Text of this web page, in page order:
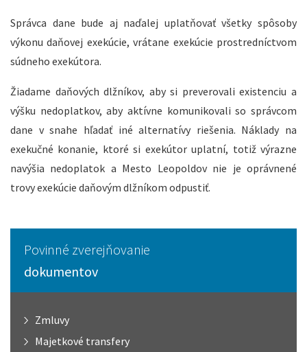
Správca dane bude aj naďalej uplatňovať všetky spôsoby
výkonu daňovej exekúcie, vrátane exekúcie prostredníctvom
súdneho exekútora.
Žiadame daňových dlžníkov, aby si preverovali existenciu a
výšku nedoplatkov, aby aktívne komunikovali so správcom
dane v snahe hľadať iné alternatívy riešenia. Náklady na
exekučné konanie, ktoré si exekútor uplatní, totiž výrazne
navýšia nedoplatok a Mesto Leopoldov nie je oprávnené
trovy exekúcie daňovým dlžníkom odpustiť.
Povinné zverejňovanie
dokumentov
Zmluvy
Majetkové transfery